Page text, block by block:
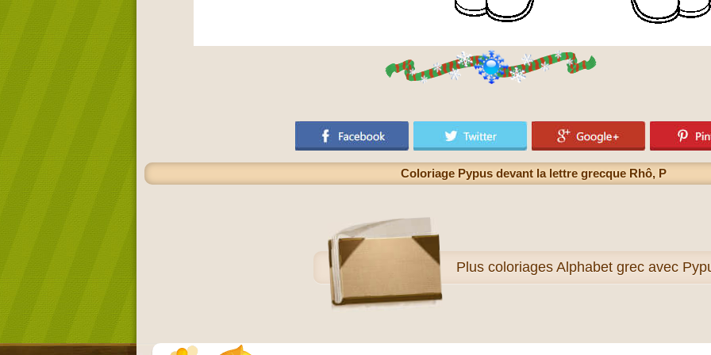
Coloriage Pypus devant la lettre grecque Rhô, Ρ
Plus coloriages Alphabet grec avec